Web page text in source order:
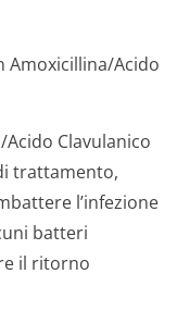
Acido
Clavulanico
trattamento,
l’infezione
batteri
il ritorno